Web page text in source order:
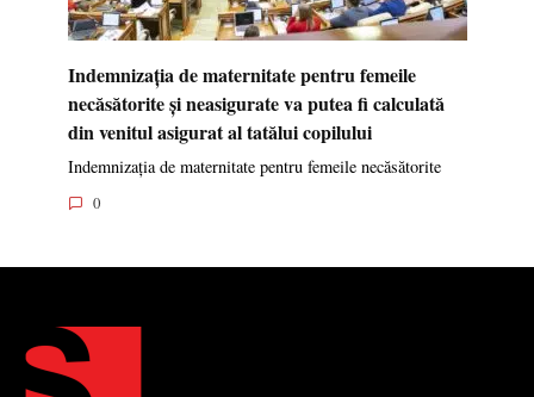
Indemnizația de maternitate pentru femeile
necăsătorite și neasigurate va putea fi calculată
din venitul asigurat al tatălui copilului
Indemnizația de maternitate pentru femeile necăsătorite
0